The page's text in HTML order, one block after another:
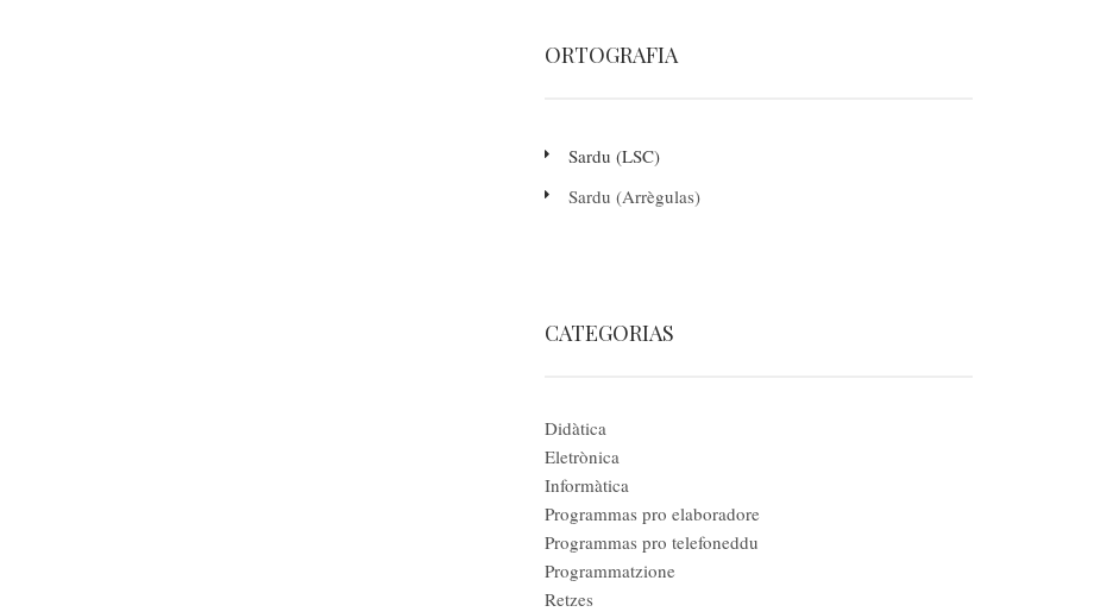
ORTOGRAFIA
Sardu (LSC)
Sardu (Arrègulas)
CATEGORIAS
Didàtica
Eletrònica
Informàtica
Programmas pro elaboradore
Programmas pro telefoneddu
Programmatzione
Retzes